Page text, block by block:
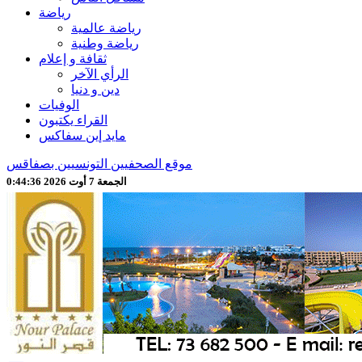
رياضة
رياضة عالمية
رياضة وطنية
ثقافة و إعلام
الرأي الآخر
دين و دنيا
الوفيات
القراء يكتبون
مايد إين سفاكس
موقع الصحفيين التونسيين بصفاقس
الجمعة 7 أوت 2026 0:44:38